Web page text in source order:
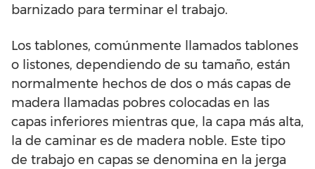
barnizado para terminar el trabajo.
Los tablones, comúnmente llamados tablones
o listones, dependiendo de su tamaño, están
normalmente hechos de dos o más capas de
madera llamadas pobres colocadas en las
capas inferiores mientras que, la capa más alta,
la de caminar es de madera noble. Este tipo
de trabajo en capas se denomina en la jerga